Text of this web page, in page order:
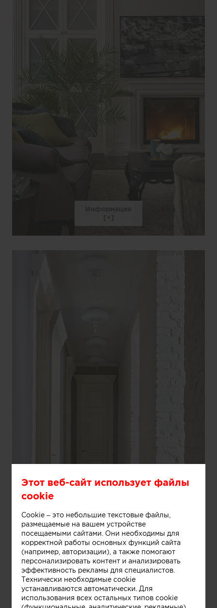
Информация
Этот веб-сайт использует файлы
cookie
Cookie – это небольшие текстовые файлы,
размещаемые на вашем устройстве
посещаемыми сайтами. Они необходимы для
корректной работы основных функций сайта
(например, авторизации), а также помогают
персонализировать контент и анализировать
эффективность рекламы для специалистов.
Технически необходимые cookie
устанавливаются автоматически. Для
использования всех остальных типов cookie